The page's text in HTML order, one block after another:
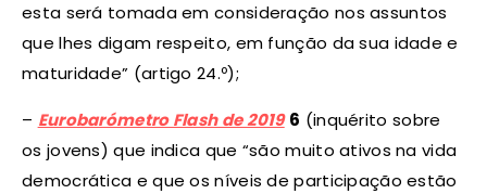
esta será tomada em consideração nos assuntos
que lhes digam respeito, em função da sua idade e
maturidade” (artigo 24.º);
– Eurobarómetro Flash de 2019 6 (inquérito sobre
os jovens) que indica que “são muito ativos na vida
democrática e que os níveis de participação estão